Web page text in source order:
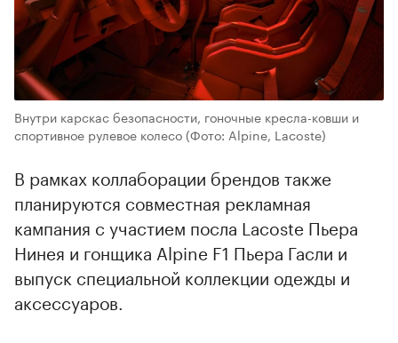
Внутри карскас безопасности, гоночные кресла-ковши и
спортивное рулевое колесо(Фото: Alpine, Lacoste)
В рамках коллаборации брендов также
планируются совместная рекламная
кампания с участием посла Lacoste Пьера
Нинея и гонщика Alpine F1 Пьера Гасли и
выпуск специальной коллекции одежды и
аксессуаров.